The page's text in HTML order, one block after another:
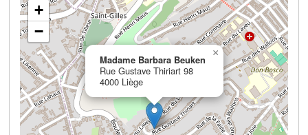
Madame Barbara Beuken
Rue Gustave Thiriart 98
4000 Liège
×
+
−